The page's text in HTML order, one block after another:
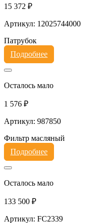
15 372 ₽
Артикул: 12025744000
Патрубок
Подробнее
Осталось мало
1 576 ₽
Артикул: 987850
Фильтр масляный
Подробнее
Осталось мало
133 500 ₽
Артикул: FC2339